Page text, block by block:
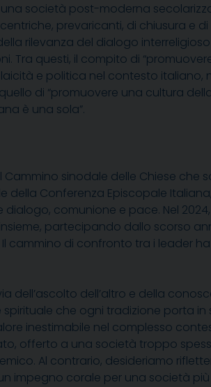
società post-moderna
prevaricanti, di chiusura e
rilevanza del dialogo
Tra questi, il compito di
e politica nel contesto italiano,
di “promuovere una cultura
è una sola”.
sinodale delle Chiese che
della Conferenza Episcopale
comunione e pace. Nel
partecipando dallo scorso
cammino di confronto tra i leader
dell’ascolto dell’altro e della
che ogni tradizione porta in
inestimabile nel complesso
offerto a una società troppo
Al contrario, desideriamo
impegno corale per una società